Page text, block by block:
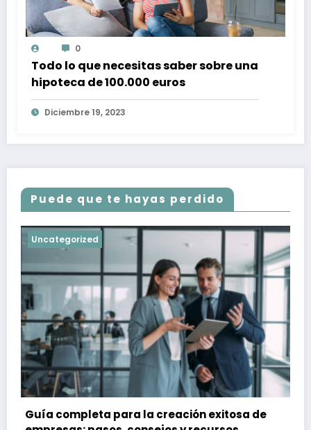
0
Todo lo que necesitas saber sobre una
hipoteca de 100.000 euros
Diciembre 19, 2023
Puede que te hayas perdido
Uncategorized
Guía completa para la creación exitosa de